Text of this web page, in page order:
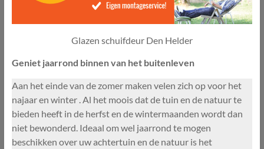
Glazen schuifdeur Den Helder
Geniet jaarrond binnen van het buitenleven
Aan het einde van de zomer maken velen zich op voor het
najaar en winter . Al het moois dat de tuin en de natuur te
bieden heeft in de herfst en de wintermaanden wordt dan
niet bewonderd. Ideaal om wel jaarrond te mogen
beschikken over uw achtertuin en de natuur is het